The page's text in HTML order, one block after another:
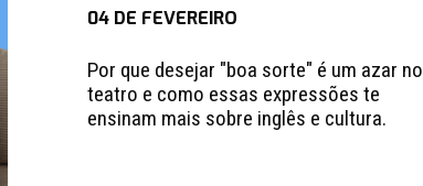
04 DE FEVEREIRO
Por que desejar "boa sorte" é um azar no
teatro e como essas expressões te
ensinam mais sobre inglês e cultura.